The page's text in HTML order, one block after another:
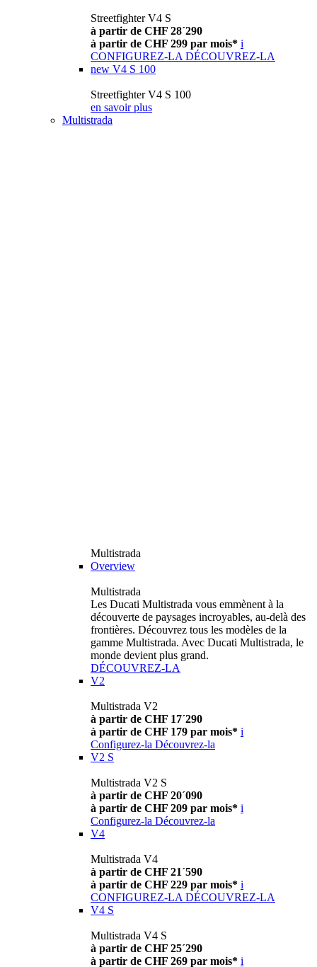
Streetfighter V4 S
à partir de CHF 28´290
à partir de CHF 299 par mois* i
CONFIGUREZ-LA DÉCOUVREZ-LA
new V4 S 100
Streetfighter V4 S 100
en savoir plus
Multistrada
Multistrada
Overview
Multistrada
Les Ducati Multistrada vous emmènent à la
découverte de paysages incroyables, au-delà des
frontières. Découvrez tous les modèles de la
gamme Multistrada. Avec Ducati Multistrada, le
monde devient plus grand.
DÉCOUVREZ-LA
V2
Multistrada V2
à partir de CHF 17´290
à partir de CHF 179 par mois* i
Configurez-la Découvrez-la
V2 S
Multistrada V2 S
à partir de CHF 20´090
à partir de CHF 209 par mois* i
Configurez-la Découvrez-la
V4
Multistrada V4
à partir de CHF 21´590
à partir de CHF 229 par mois* i
CONFIGUREZ-LA DÉCOUVREZ-LA
V4 S
Multistrada V4 S
à partir de CHF 25´290
à partir de CHF 269 par mois* i